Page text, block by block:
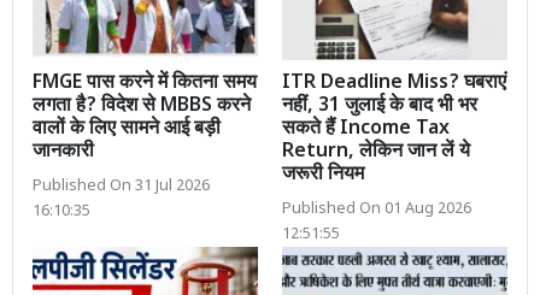
FMGE पास करने में कितना समय
लगता है? विदेश से MBBS करने
वालों के लिए सामने आई बड़ी
जानकारी
Published On 31 Jul 2026
16:10:35
ITR Deadline Miss? घबराएं
नहीं, 31 जुलाई के बाद भी भर
सकते हैं Income Tax
Return, लेकिन जान लें ये
जरूरी नियम
Published On 01 Aug 2026
12:51:55